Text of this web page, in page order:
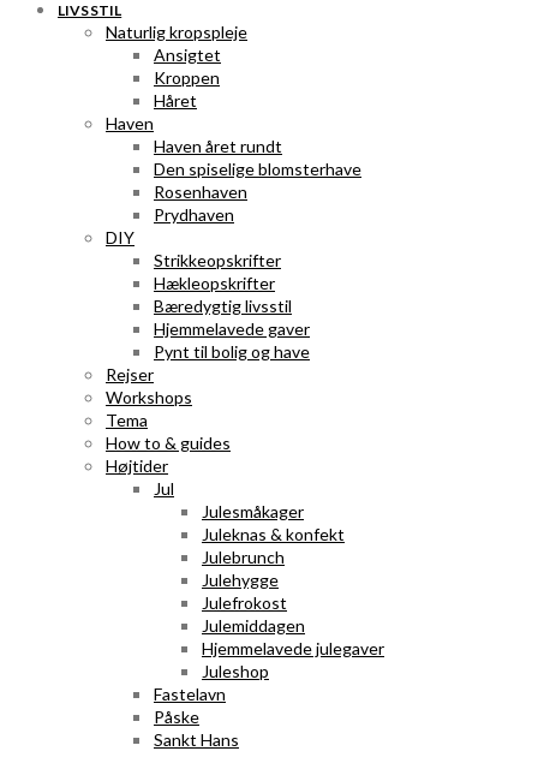
LIVSSTIL
Naturlig kropspleje
Ansigtet
Kroppen
Håret
Haven
Haven året rundt
Den spiselige blomsterhave
Rosenhaven
Prydhaven
DIY
Strikkeopskrifter
Hækleopskrifter
Bæredygtig livsstil
Hjemmelavede gaver
Pynt til bolig og have
Rejser
Workshops
Tema
How to & guides
Højtider
Jul
Julesmåkager
Juleknas & konfekt
Julebrunch
Julehygge
Julefrokost
Julemiddagen
Hjemmelavede julegaver
Juleshop
Fastelavn
Påske
Sankt Hans